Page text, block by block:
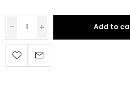
Add to